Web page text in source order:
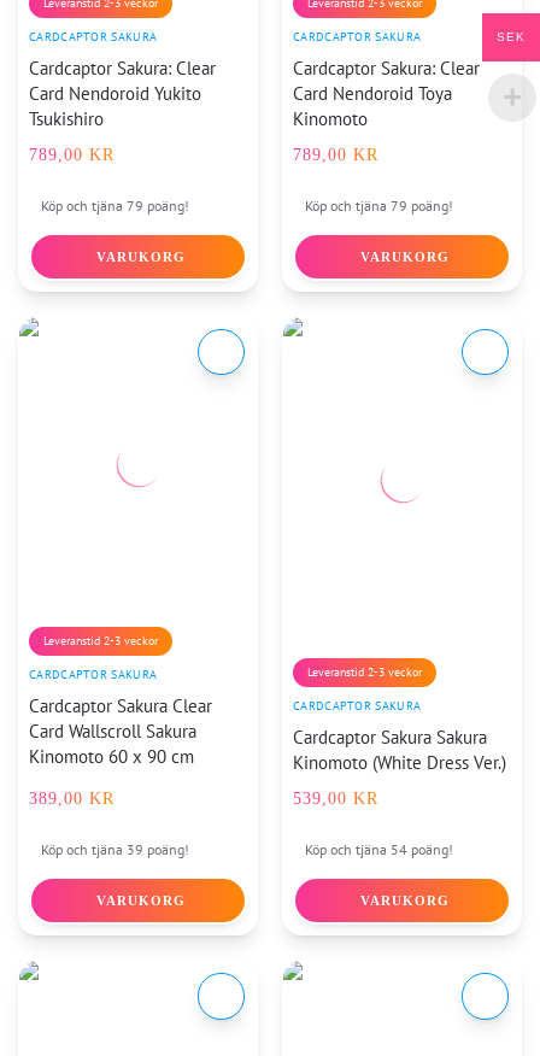
CARDCAPTOR SAKURA
Cardcaptor Sakura: Clear
Card Nendoroid Yukito
Tsukishiro
789,00 KR
Köp och tjäna 79 poäng!
VARUKORG
CARDCAPTOR SAKURA
Cardcaptor Sakura: Clear
Card Nendoroid Toya
Kinomoto
789,00 KR
Köp och tjäna 79 poäng!
VARUKORG
Leveranstid 2-3 veckor
CARDCAPTOR SAKURA
Cardcaptor Sakura Clear
Card Wallscroll Sakura
Kinomoto 60 x 90 cm
389,00 KR
Köp och tjäna 39 poäng!
VARUKORG
Leveranstid 2-3 veckor
CARDCAPTOR SAKURA
Cardcaptor Sakura Sakura
Kinomoto (White Dress Ver.)
539,00 KR
Köp och tjäna 54 poäng!
VARUKORG
SEK